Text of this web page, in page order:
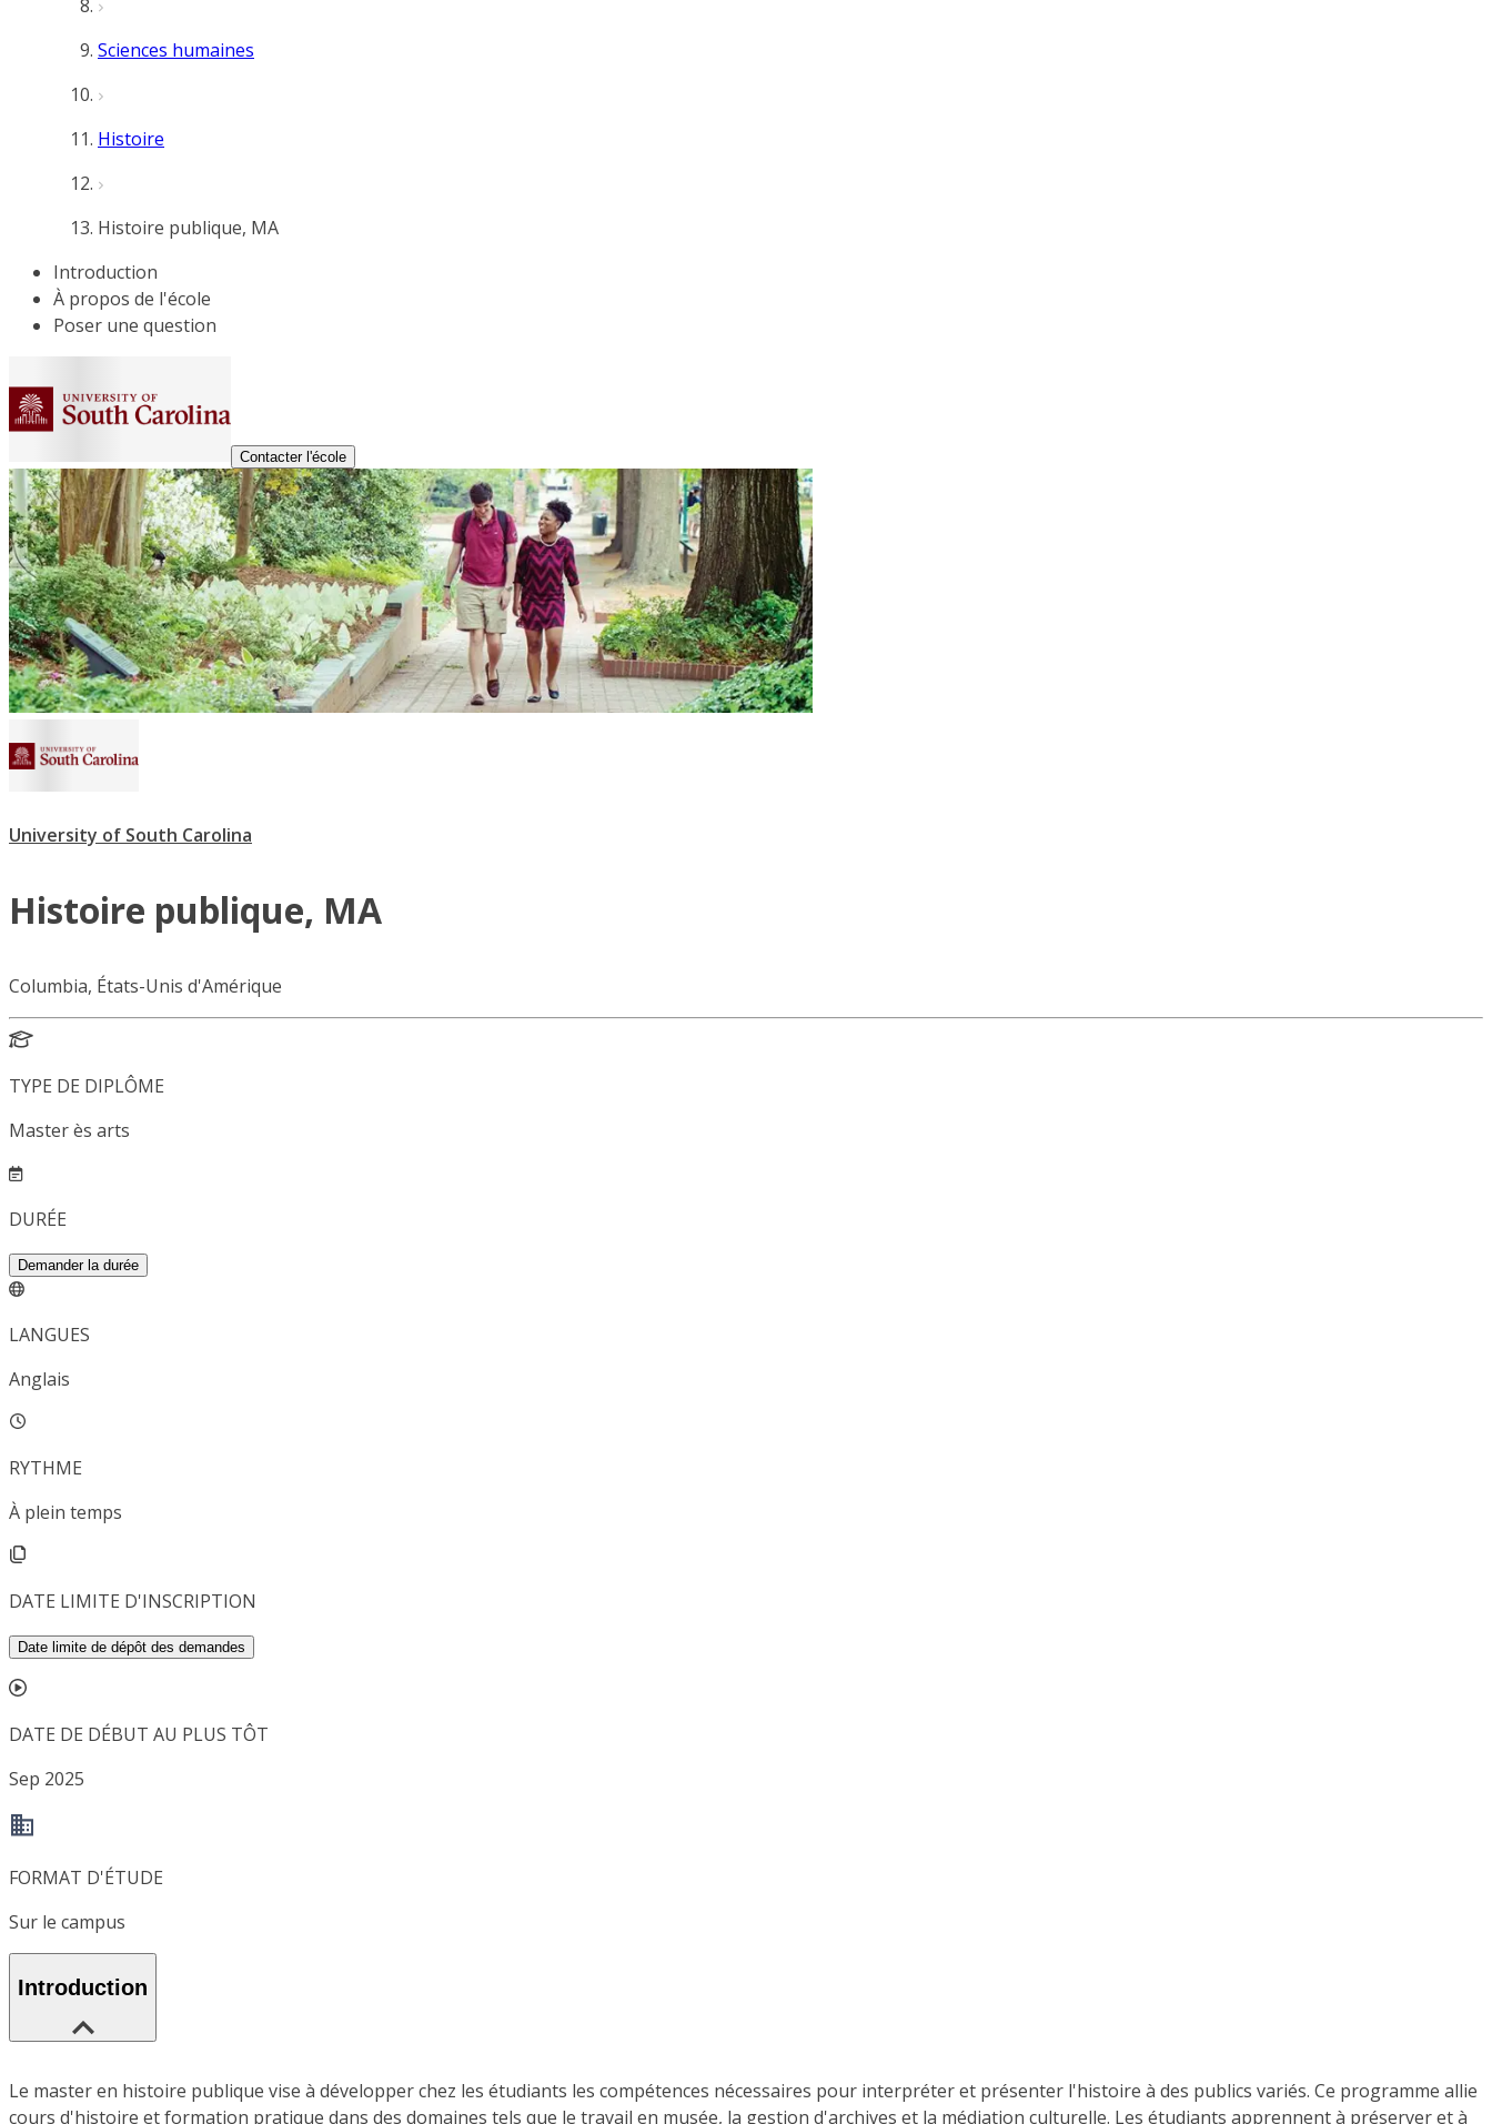
Sciences humaines
Histoire
Histoire publique, MA
Introduction
À propos de l'école
Poser une question
Contacter l'école
University of South Carolina
Histoire publique, MA
Columbia, États-Unis d'Amérique
TYPE DE DIPLÔME
Master ès arts
DURÉE
Demander la durée
LANGUES
Anglais
RYTHME
À plein temps
DATE LIMITE D'INSCRIPTION
Date limite de dépôt des demandes
DATE DE DÉBUT AU PLUS TÔT
Sep 2025
FORMAT D'ÉTUDE
Sur le campus
Introduction
Le master en histoire publique vise à développer chez les étudiants les compétences nécessaires pour interpréter et présenter l'histoire à des publics variés. Ce programme allie
cours d'histoire et formation pratique dans des domaines tels que le travail en musée, la gestion d'archives et la médiation culturelle. Les étudiants apprennent à préserver et à